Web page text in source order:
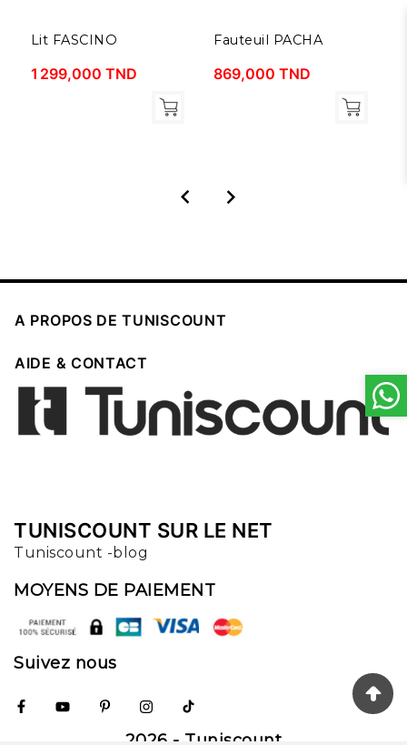
Lit FASCINO
1 299,000 TND
Fauteuil PACHA
869,000 TND
 
A PROPOS DE TUNISCOUNT
AIDE & CONTACT
TUNISCOUNT SUR LE NET
Tuniscount -blog
MOYENS DE PAIEMENT
Suivez nous
2026 - Tuniscount